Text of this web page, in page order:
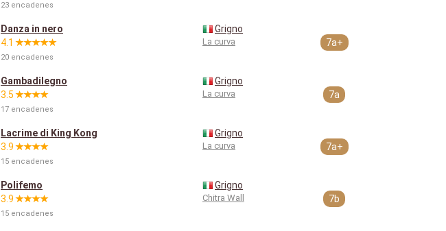
23 encadenes
Danza in nero
4.1
20 encadenes
Grigno
La curva 7a+
Gambadilegno
3.5
17 encadenes
Grigno
La curva 7a
Lacrime di King Kong
3.9
15 encadenes
Grigno
La curva 7a+
Polifemo
3.9
15 encadenes
Grigno
Chitra Wall 7b